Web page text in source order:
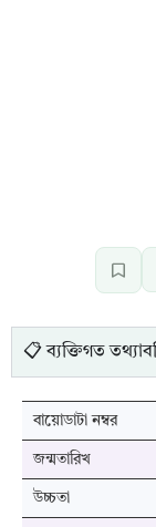
📋 ব্যক্তিগত
বায়োডাটা নম্বর
জন্মতারিখ
উচ্চতা